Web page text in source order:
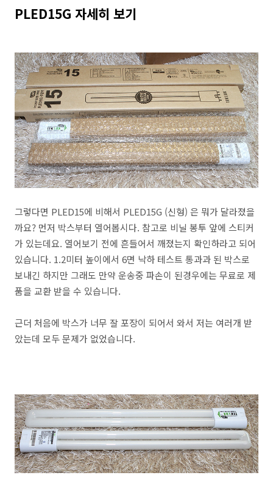
PLED15G 자세히 보기
그렇다면 PLED15에 비해서 PLED15G (신형) 은 뭐가 달라졌을
까요? 먼저 박스부터 열어봅시다. 참고로 비닐 봉투 앞에 스티커
가 있는데요. 열어보기 전에 흔들어서 깨졌는지 확인하라고 되어
있습니다. 1.2미터 높이에서 6면 낙하 테스트 통과과 된 박스로
보내긴 하지만 그래도 만약 운송중 파손이 된경우에는 무료로 제
품을 교환 받을 수 있습니다.
근더 처음에 박스가 너무 잘 포장이 되어서 와서 저는 여러개 받
았는데 모두 문제가 없었습니다.